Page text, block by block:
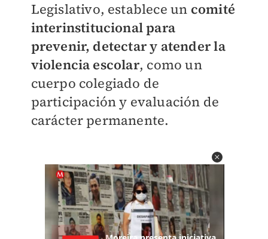
Legislativo, establece un comité
interinstitucional para
prevenir, detectar y atender la
violencia escolar, como un
cuerpo colegiado de
participación y evaluación de
carácter permanente.